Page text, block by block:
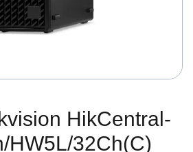
HikCentral-
HW5L/32Ch(C)